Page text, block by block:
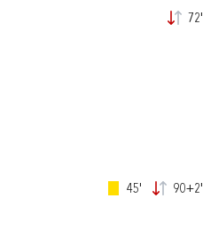
72'
45' 90+2'